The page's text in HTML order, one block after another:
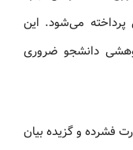
می‌شود. این
دانشجو ضروری
فشرده و گزیده بیان